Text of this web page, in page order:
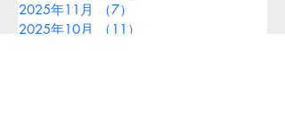
2025年11月
（7）
2025年10月
（11）